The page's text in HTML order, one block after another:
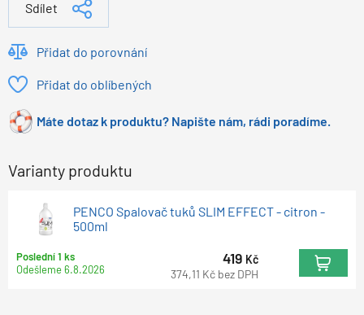
Sdílet
Přidat do porovnání
Přidat do oblíbených
Máte dotaz k produktu? Napište nám, rádi poradíme.
Varianty produktu
PENCO Spalovač tuků SLIM EFFECT - citron -
500ml
Poslední 1 ks
Odešleme6.8.2026
419 Kč
374,11 Kč bez DPH